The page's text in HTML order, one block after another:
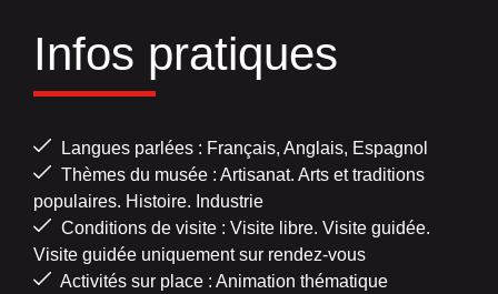
Infos pratiques
Langues parlées : Français, Anglais, Espagnol
Thèmes du musée : Artisanat. Arts et traditions
populaires. Histoire. Industrie
Conditions de visite : Visite libre. Visite guidée.
Visite guidée uniquement sur rendez-vous
Activités sur place : Animation thématique